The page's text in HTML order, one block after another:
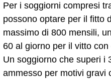
Per i soggiorni compresi
possono optare per il fitto
massimo di 800 mensili,
60 al giorno per il vitto
Un soggiorno che superi i
ammesso per motivi gravi